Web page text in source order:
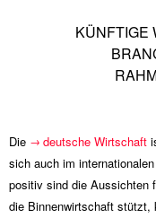
KÜNFTIGE
Die deutsche Wirtschaft
sich auch im
positiv sind die Aussichten
die Binnenwirtschaft stützt,